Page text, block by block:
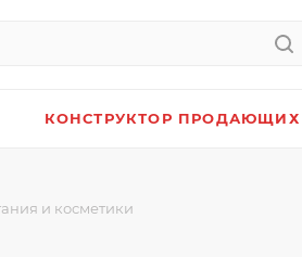
КОНСТРУКТОР ПРОДАЮЩИХ
и косметики